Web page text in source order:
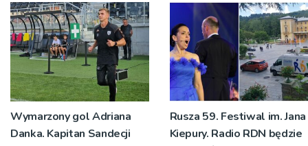
Wymarzony gol Adriana
Danka. Kapitan Sandecji
Rusza 59. Festiwal im. Jana
Kiepury. Radio RDN będzie